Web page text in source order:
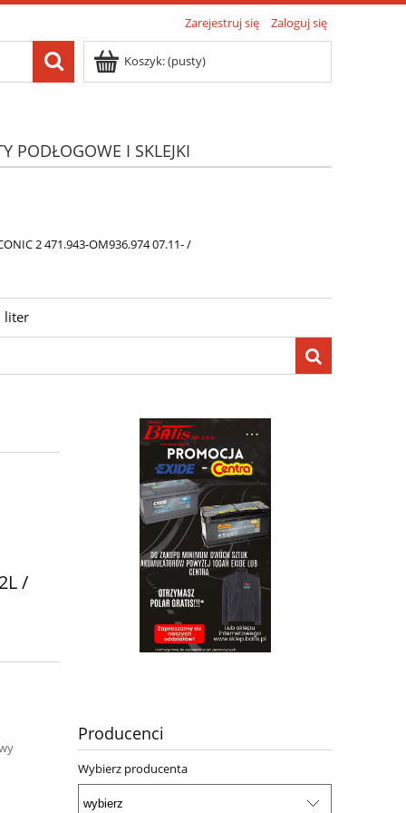
Zarejestruj się Zaloguj się
Koszyk:(pusty)
PODŁOGOWE I SKLEJKI
2 471.943-OM936.974 07.11- /
liter
/
Producenci
Wybierz producenta